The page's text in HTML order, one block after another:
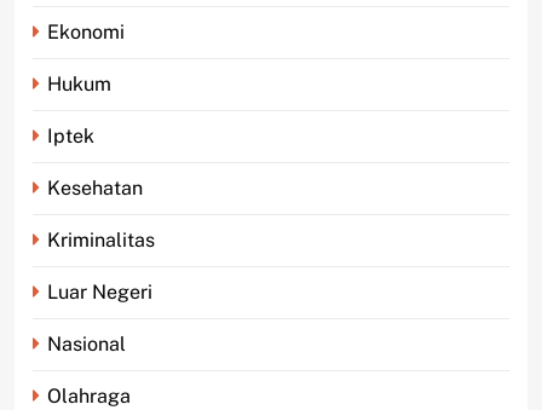
Ekonomi
Hukum
Iptek
Kesehatan
Kriminalitas
Luar Negeri
Nasional
Olahraga